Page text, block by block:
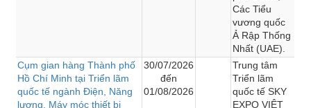
Các Tiểu
vương quốc
Ả Rập Thống
Nhất (UAE).
Cụm gian hàng Thành phố
Hồ Chí Minh tại Triển lãm
quốc tế ngành Điện, Năng
lượng, Máy móc thiết bị
30/07/2026
đến
01/08/2026
Trung tâm
Triển lãm
quốc tế SKY
EXPO VIỆT